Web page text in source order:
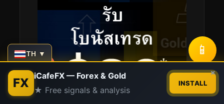
TH ▼ 📱
FX iCafeFX — Forex & Gold
★ Free signals & analysis
INSTALL
×
Contact us
Open